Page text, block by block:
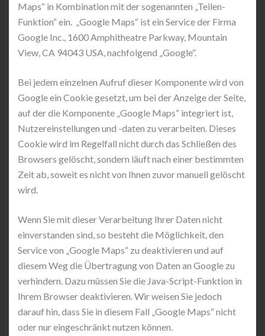
Maps“ in Kombination mit der sogenannten „Teilen-
Funktion“ ein. „Google Maps“ ist ein Service der Firma
Google Inc., 1600 Amphitheatre Parkway, Mountain
View, CA 94043 USA, nachfolgend „Google“.
Bei jedem einzelnen Aufruf dieser Komponente wird von
Google ein Cookie gesetzt, um bei der Anzeige der Seite,
auf der die Komponente „Google Maps“ integriert ist,
Nutzereinstellungen und -daten zu verarbeiten. Dieses
Cookie wird im Regelfall nicht durch das Schließen des
Browsers gelöscht, sondern läuft nach einer bestimmten
Zeit ab, soweit es nicht von Ihnen zuvor manuell gelöscht
wird.
Wenn Sie mit dieser Verarbeitung Ihrer Daten nicht
einverstanden sind, so besteht die Möglichkeit, den
Service von „Google Maps“ zu deaktivieren und auf
diesem Weg die Übertragung von Daten an Google zu
verhindern. Dazu müssen Sie die Java-Script-Funktion in
Ihrem Browser deaktivieren. Wir weisen Sie jedoch
darauf hin, dass Sie in diesem Fall „Google Maps“ nicht
oder nur eingeschränkt nutzen können.